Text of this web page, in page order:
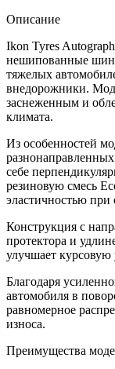
Описание
Ikon Tyres
нешипованные
тяжелых
внедорожники.
заснеженным и
климата.
Из особенностей
себе
резиновую смесь
эластичностью при
Конструкция с
протектора и
улучшает курсовую
Благодаря
автомобиля в
равномерное
износа.
Преимущества